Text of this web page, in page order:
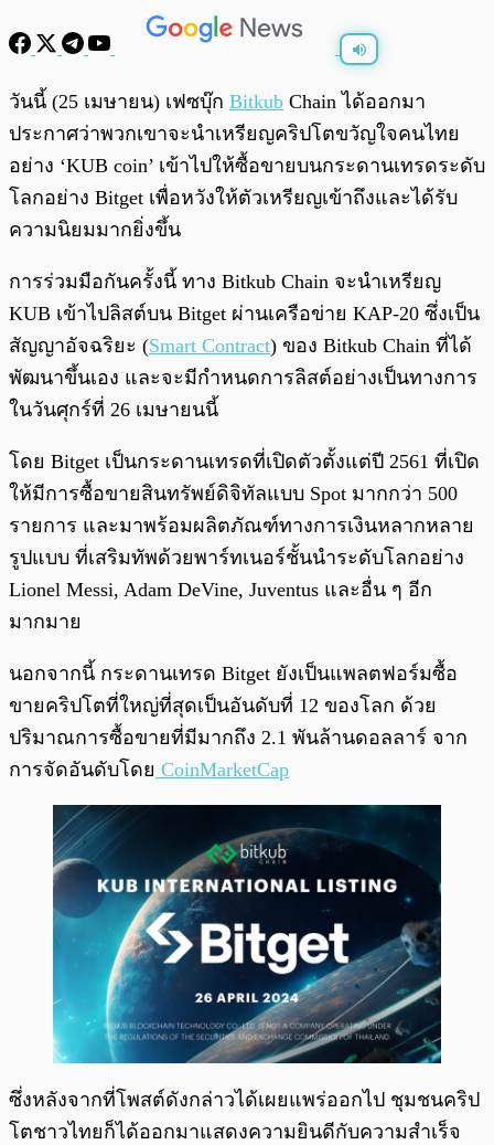
วันนี้ (25 เมษายน) เฟซบุ๊ก Bitkub Chain ได้ออกมา
ประกาศว่าพวกเขาจะนำเหรียญคริปโตขวัญใจคนไทย
อย่าง ‘KUB coin’ เข้าไปให้ซื้อขายบนกระดานเทรดระดับ
โลกอย่าง Bitget เพื่อหวังให้ตัวเหรียญเข้าถึงและได้รับ
ความนิยมมากยิ่งขึ้น
การร่วมมือกันครั้งนี้ ทาง Bitkub Chain จะนำเหรียญ
KUB เข้าไปลิสต์บน Bitget ผ่านเครือข่าย KAP-20 ซึ่งเป็น
สัญญาอัจฉริยะ (Smart Contract) ของ Bitkub Chain ที่ได้
พัฒนาขึ้นเอง และจะมีกำหนดการลิสต์อย่างเป็นทางการ
ในวันศุกร์ที่ 26 เมษายนนี้
โดย Bitget เป็นกระดานเทรดที่เปิดตัวตั้งแต่ปี 2561 ที่เปิด
ให้มีการซื้อขายสินทรัพย์ดิจิทัลแบบ Spot มากกว่า 500
รายการ และมาพร้อมผลิตภัณฑ์ทางการเงินหลากหลาย
รูปแบบ ที่เสริมทัพด้วยพาร์ทเนอร์ชั้นนำระดับโลกอย่าง
Lionel Messi, Adam DeVine, Juventus และอื่น ๆ อีก
มากมาย
นอกจากนี้ กระดานเทรด Bitget ยังเป็นแพลตฟอร์มซื้อ
ขายคริปโตที่ใหญ่ที่สุดเป็นอันดับที่ 12 ของโลก ด้วย
ปริมาณการซื้อขายที่มีมากถึง 2.1 พันล้านดอลลาร์ จาก
การจัดอันดับโดย CoinMarketCap
ซึ่งหลังจากที่โพสต์ดังกล่าวได้เผยแพร่ออกไป ชุมชนคริป
โตชาวไทยก็ได้ออกมาแสดงความยินดีกับความสำเร็จ